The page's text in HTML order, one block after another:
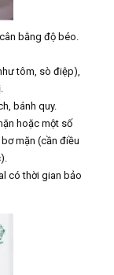
bằng độ béo.
tôm, sò điệp),
bánh quy.
hoặc một số
mặn (cần điều
có thời gian bảo